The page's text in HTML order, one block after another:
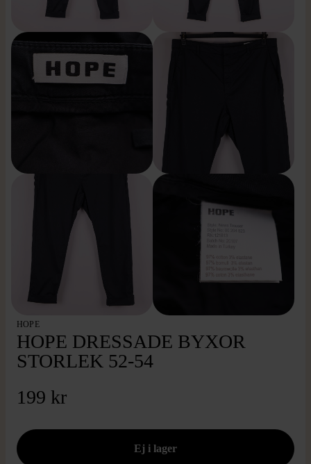
HOPE
HOPE DRESSADE BYXOR
STORLEK 52-54
199 kr